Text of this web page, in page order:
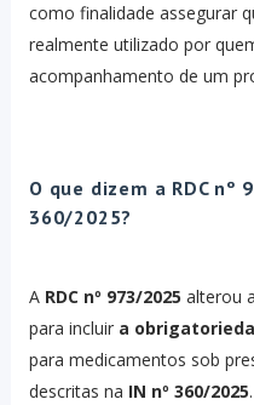
como finalidade assegurar
realmente utilizado por
acompanhamento de um
O que dizem a RDC nº
360/2025?
A RDC nº 973/2025 alterou
para incluir a
para medicamentos sob
descritas na IN nº 360/2025.